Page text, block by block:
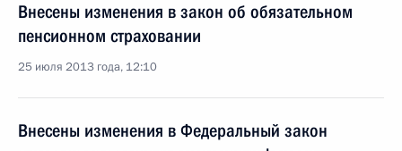
Внесены изменения в закон об обязательном
пенсионном страховании
25 июля 2013 года, 12:10
Внесены изменения в Федеральный закон